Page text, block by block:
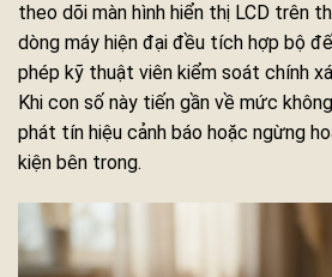
theo dõi màn hình hiển thị LCD trên
dòng máy hiện đại đều tích hợp bộ
phép kỹ thuật viên kiểm soát chính
Khi con số này tiến gần về mức
phát tín hiệu cảnh báo hoặc ngừng
kiện bên trong.